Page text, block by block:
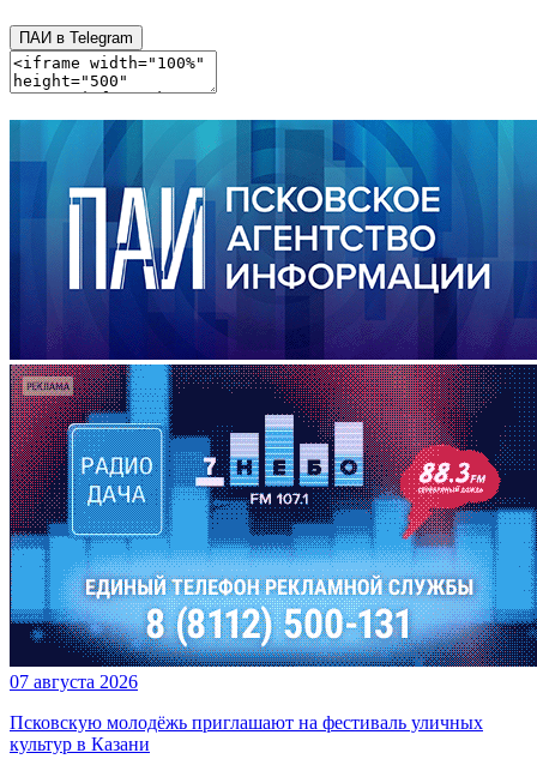
ПАИ в Telegram
07 августа 2026
Псковскую молодёжь приглашают на фестиваль уличных
культур в Казани